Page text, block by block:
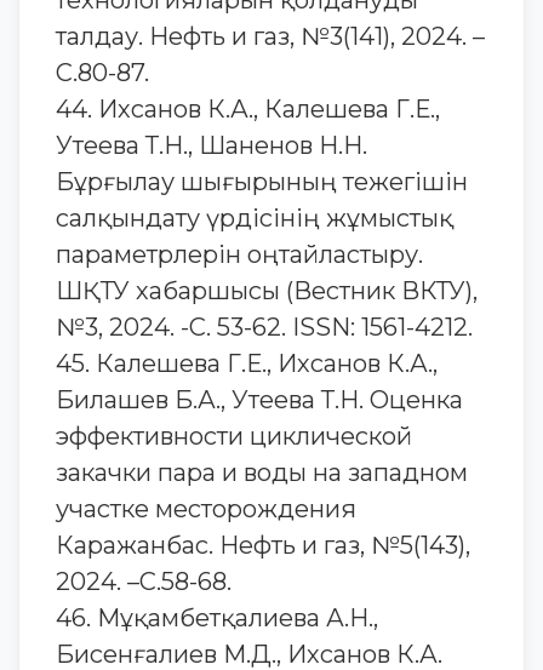
талдау. Нефть и газ, №3(141), 2024. –
С.80-87.
44. Ихсанов К.А., Калешева Г.Е.,
Утеева Т.Н., Шаненов Н.Н.
Бұрғылау шығырының тежегішін
салқындату үрдісінің жұмыстық
параметрлерін оңтайластыру.
ШҚТУ хабаршысы (Вестник ВКТУ),
№3, 2024. -С. 53-62. ISSN: 1561-4212.
45. Калешева Г.Е., Ихсанов К.А.,
Билашев Б.А., Утеева Т.Н. Оценка
эффективности циклической
закачки пара и воды на западном
участке месторождения
Каражанбас. Нефть и газ, №5(143),
2024. –С.58-68.
46. Мұқамбетқалиева А.Н.,
Бисенғалиев М.Д., Ихсанов К.А.